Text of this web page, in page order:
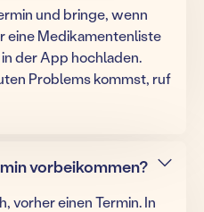
und bringe, wenn
eine Medikamentenliste
der App hochladen.
Problems kommst, ruf
vorbeikommen?
vorher einen Termin. In